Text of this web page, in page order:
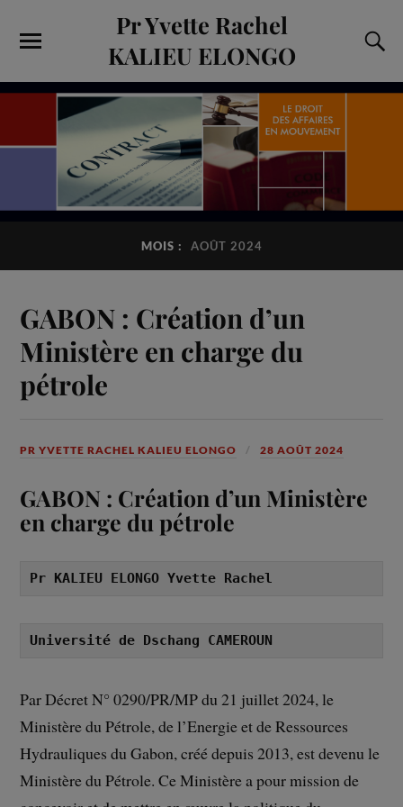
Pr Yvette Rachel
KALIEU ELONGO
MOIS : AOÛT 2024
GABON : Création d’un
Ministère en charge du
pétrole
PR YVETTE RACHEL KALIEU ELONGO 28 AOÛT 2024
GABON : Création d’un Ministère
en charge du pétrole
Pr KALIEU ELONGO Yvette Rachel
Université de Dschang CAMEROUN
Par Décret N° 0290/PR/MP du 21 juillet 2024, le
Ministère du Pétrole, de l’Energie et de Ressources
Hydrauliques du Gabon, créé depuis 2013, est devenu le
Ministère du Pétrole. Ce Ministère a pour mission de